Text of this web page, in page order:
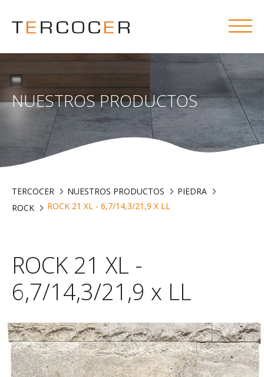
NUESTROS PRODUCTOS
TERCOCER NUESTROS PRODUCTOS
PIEDRA
ROCK
ROCK 21 XL - 6,7/14,3/21,9 X LL
ROCK 21 XL -
6,7/14,3/21,9 x LL